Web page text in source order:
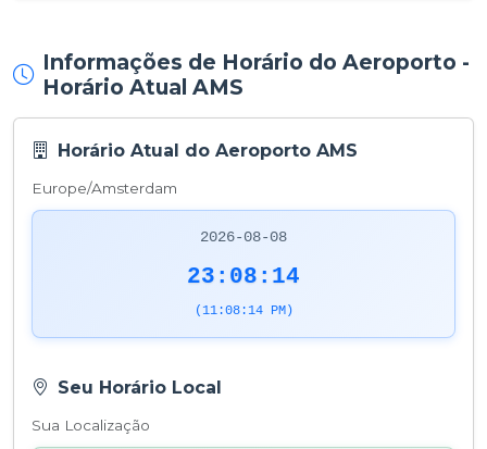
Informações de Horário do Aeroporto -
Horário Atual AMS
Horário Atual do Aeroporto AMS
Europe/Amsterdam
2026-08-08
23:08:14
(11:08:14 PM)
Seu Horário Local
Sua Localização